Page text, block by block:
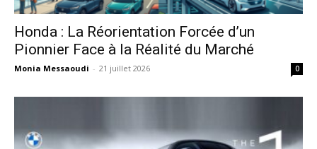
Honda : La Réorientation Forcée d’un
Pionnier Face à la Réalité du Marché
Monia Messaoudi - 21 juillet 2026 0